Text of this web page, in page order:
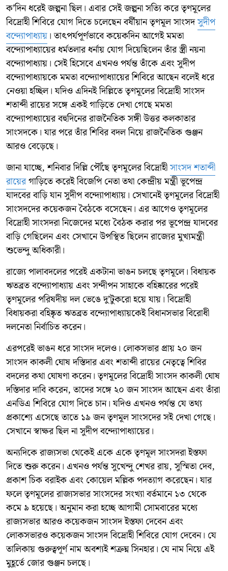
ক’দিন ধরেই জল্পনা ছিল। এবার সেই জল্পনা সত্যি করে তৃণমূলের
বিদ্রোহী শিবিরে যোগ দিতে চলেছেন বর্ষীয়ান তৃণমূল সাংসদসুদীপ
বন্দ্যোপাধ্যায়। তাৎপর্যপূর্ণভাবে কয়েকদিন আগেই মমতা
বন্দ্যোপাধ্যায়ের ধর্মতলার ধর্নায় যোগ দিয়েছিলেন তাঁর স্ত্রী নয়না
বন্দ্যোপাধ্যায়। সেই হিসেবে এখনও পর্যন্ত তাঁকে এবং সুদীপ
বন্দ্যোপাধ্যায়কে মমতা বন্দ্যোপাধ্যায়ের শিবিরে আছেন বলেই ধরে
নেওয়া হচ্ছিল। যদিও এদিনই দিল্লিতে তৃণমূলের বিদ্রোহী সাংসদ
শতাব্দী রায়ের সঙ্গে একই গাড়িতে দেখা গেছে মমতা
বন্দ্যোপাধ্যায়ের বহুদিনের রাজনৈতিক সঙ্গী উত্তর কলকাতার
সাংসদকে। যার পরে তাঁর শিবির বদল নিয়ে রাজনৈতিক গুঞ্জন
আরও বেড়েছে।
জানা যাচ্ছে, শনিবার দিল্লি পৌঁছে তৃণমূলের বিদ্রোহীসাংসদ শতাব্দী
রায়েরগাড়িতে করেই বিজেপি নেতা তথা কেন্দ্রীয় মন্ত্রী ভূপেন্দ্র
যাদবের বাড়ি যান সুদীপ বন্দ্যোপাধ্যায়। সেখানেই তৃণমূলের বিদ্রোহী
সাংসদদের কয়েকজন বৈঠকে বসেছেন। এর আগেও তৃণমূলের
বিদ্রোহী সাংসদরা নিজেদের মধ্যে বৈঠক করার পর ভূপেন্দ্র যাদবের
বাড়ি গেছিলেন এবং সেখানে উপস্থিত ছিলেন রাজ্যের মুখ্যমন্ত্রী
শুভেন্দু অধিকারী।
রাজ্যে পালাবদলের পরেই একটানা ভাঙন চলছে তৃণমূলে। বিধায়ক
ঋতব্রত বন্দ্যোপাধ্যায় এবং সন্দীপন সাহাকে বহিষ্কারের পরেই
তৃণমূলের পরিষদীয় দল ভেঙে দু’টুকরো হয়ে যায়। বিদ্রোহী
বিধায়করা বহিষ্কৃত ঋতব্রত বন্দ্যোপাধ্যায়কেই বিধানসভার বিরোধী
দলনেতা নির্বাচিত করেন।
এরপরেই ভাঙন ধরে সাংসদ দলেও। লোকসভার প্রায় ২০ জন
সাংসদ কাকলী ঘোষ দস্তিদার এবং শতাব্দী রায়ের নেতৃত্বে শিবির
বদলের কথা ঘোষণা করেন। তৃণমূলের বিদ্রোহী সাংসদ কাকলী ঘোষ
দস্তিদার দাবি করেন, তাদের সঙ্গে ২০ জন সাংসদ আছেন এবং তাঁরা
এনডিএ শিবিরে যোগ দিতে চান। যদিও এখনও পর্যন্ত যে তথ্য
প্রকাশ্যে এসেছে তাতে ১৯ জন তৃণমূল সাংসদের সই দেখা গেছে।
সেখানে স্বাক্ষর ছিল না সুদীপ বন্দ্যোপাধ্যায়ের।
অন্যদিকে রাজ্যসভা থেকেই একে একে তৃণমূল সাংসদরা ইস্তফা
দিতে শুরু করেন। এখনও পর্যন্ত সুখেন্দু শেখর রায়, সুস্মিতা দেব,
প্রকাশ চিক বরাইক এবং কোয়েল মল্লিক পদত্যাগ করেছেন। যার
ফলে তৃণমূলের রাজ্যসভার সাংসদের সংখ্যা বর্তমানে ১৩ থেকে
কমে ৯ হয়েছে। অনুমান করা হচ্ছে আগামী সোমবারের মধ্যে
রাজ্যসভার আরও কয়েকজন সাংসদ ইস্তফা দেবেন এবং
লোকসভারও কয়েকজন সাংসদ বিদ্রোহী শিবিরে যোগ দেবেন। যে
তালিকায় গুরুত্বপূর্ণ নাম অবশ্যই শত্রুঘ্ন সিনহার। যে নাম নিয়ে এই
মুহূর্তে জোর গুঞ্জন চলছে।